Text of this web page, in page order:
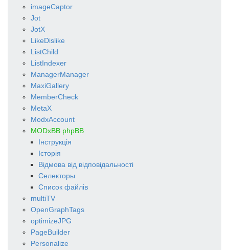
imageCaptor
Jot
JotX
LikeDislike
ListChild
ListIndexer
ManagerManager
MaxiGallery
MemberCheck
MetaX
ModxAccount
MODxBB phpBB
Інструкція
Історія
Відмова від відповідальності
Селекторы
Список файлів
multiTV
OpenGraphTags
optimizeJPG
PageBuilder
Personalize